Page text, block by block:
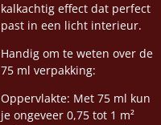
kalkachtig effect dat perfect
past in een licht interieur.
Handig om te weten over de
75 ml verpakking:
Oppervlakte: Met 75 ml kun
je ongeveer 0,75 tot 1 m²